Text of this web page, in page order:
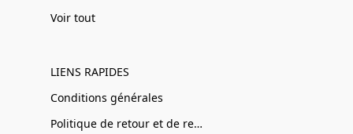
Voir tout
LIENS RAPIDES
Conditions générales
Politique de retour et de remboursement